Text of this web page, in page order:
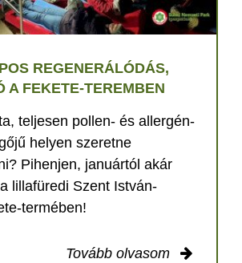
REGENERÁLÓDÁS,
A FEKETE-TEREMBEN
teljesen pollen- és allergén-
helyen szeretne
Pihenjen, januártól akár
lillafüredi Szent István-
termében!
Tovább olvasom